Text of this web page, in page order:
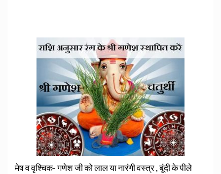
मेष व वृश्चिक- गणेश जी को लाल या नारंगी वस्त्र , बूंदी के पीले